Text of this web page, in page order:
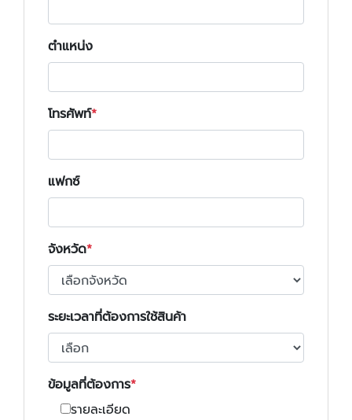
ตำแหน่ง
โทรศัพท์
แฟกซ์
จังหวัด
ระยะเวลาที่ต้องการใช้สินค้า
ข้อมูลที่ต้องการ
รายละเอียด